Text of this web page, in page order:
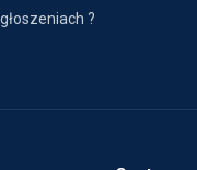
?